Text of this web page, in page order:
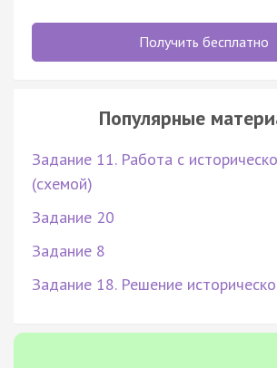
Получить бесплатно
Популярные
Задание 11. Работа с
(схемой)
Задание 20
Задание 8
Задание 18. Решение